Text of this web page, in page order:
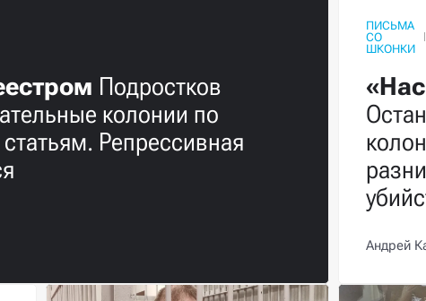
Подростков
колонии по
Репрессивная
ПИСЬМА
СО
ШКОНКИ
Андрей